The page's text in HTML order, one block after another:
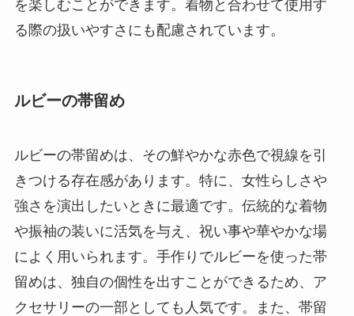
を楽しむことができます。着物と合わせて使用す
る際の扱いやすさにも配慮されています。
ルビーの帯留め
ルビーの帯留めは、その鮮やかな赤色で視線を引
きつける存在感があります。特に、女性らしさや
強さを演出したいときに最適です。伝統的な着物
や振袖の装いに活気を与え、祝い事や華やかな場
によく用いられます。手作りでルビーを使った帯
留めは、独自の個性を出すことができるため、ア
クセサリーの一部としても人気です。また、帯留